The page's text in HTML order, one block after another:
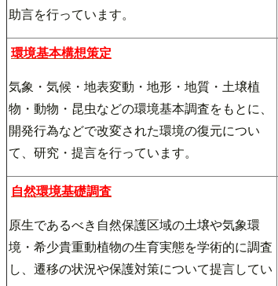
助言を行っています。
環境基本構想策定
気象・気候・地表変動・地形・地質・土壌植
物・動物・昆虫などの環境基本調査をもとに、
開発行為などで改変された環境の復元につい
て、研究・提言を行っています。
自然環境基礎調査
原生であるべき自然保護区域の土壌や気象環
境・希少貴重動植物の生育実態を学術的に調査
し、遷移の状況や保護対策について提言してい